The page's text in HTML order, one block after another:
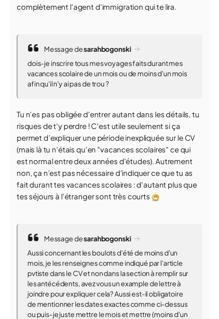
complètement l'agent d'immigration qui te lira.
Message desarahbogonski
dois-je inscrire tous mes voyages faits durant mes
vacances scolaire de un mois ou de moins d'un mois
afin qu'il n'y ai pas de trou ?
Tu n'es pas obligée d'entrer autant dans les détails, tu
risques de t'y perdre ! C'est utile seulement si ça
permet d’expliquer une période inexpliquée sur le CV
(mais là tu n'étais qu'en "vacances scolaires" ce qui
est normal entre deux années d'études). Autrement
non, ça n’est pas nécessaire d'indiquer ce que tu as
fait durant tes vacances scolaires : d'autant plus que
tes séjours à l'étranger sont très courts
Message desarahbogonski
Aussi concernant les boulots d'été de moins d'un
mois, je les renseignes comme indiqué par l'article
pvtiste dans le CV et non dans la section à remplir sur
les antécédents, avez vous un example de lettre à
joindre pour expliquer cela? Aussi est-il obligatoire
de mentionner les dates exactes comme ci-dessus
ou puis-je juste mettre le mois et mettre (moins d'un